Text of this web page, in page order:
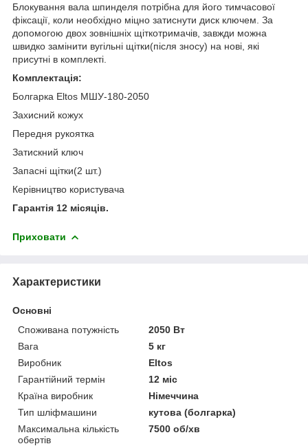
Блокування вала шпинделя потрібна для його тимчасової
фіксації, коли необхідно міцно затиснути диск ключем. За
допомогою двох зовнішніх щіткотримачів, завжди можна
швидко замінити вугільні щітки(після зносу) на нові, які
присутні в комплекті.
Комплектація:
Болгарка Eltos МШУ-180-2050
Захисний кожух
Передня рукоятка
Затискний ключ
Запасні щітки(2 шт.)
Керівництво користувача
Гарантія 12 місяців.
Приховати
Характеристики
Основні
Споживана потужність
2050 Вт
Вага
5 кг
Виробник
Eltos
Гарантійний термін
12 міс
Країна виробник
Німеччина
Тип шліфмашини
кутова (болгарка)
Максимальна кількість
обертів
7500 об/хв